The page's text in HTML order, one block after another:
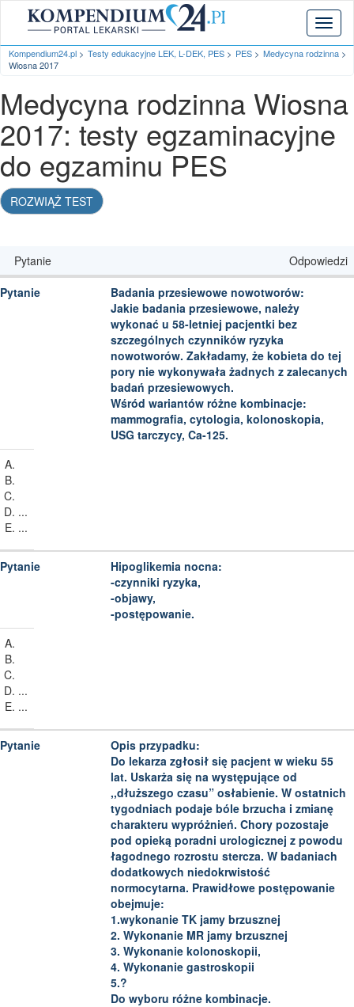
Kompendium24.pl Testy edukacyjne LEK, L-DEK, PES PES
Medycyna rodzinna
Wiosna 2017
Medycyna rodzinna Wiosna
2017: testy egzaminacyjne
do egzaminu PES
ROZWIĄŻ TEST
Pytanie
Odpowiedzi
Badania przesiewowe nowotworów:
Jakie badania przesiewowe, należy
wykonać u 58-letniej pacjentki bez
szczególnych czynników ryzyka
nowotworów. Zakładamy, że kobieta do tej
pory nie wykonywała żadnych z zalecanych
badań przesiewowych.
Wśród wariantów różne kombinacje:
mammografia, cytologia, kolonoskopia,
USG tarczycy, Ca-125.
...
...
Hipoglikemia nocna:
-czynniki ryzyka,
-objawy,
-postępowanie.
...
...
Opis przypadku:
Do lekarza zgłosił się pacjent w wieku 55
lat. Uskarża się na występujące od
,,dłuższego czasu” osłabienie. W ostatnich
tygodniach podaje bóle brzucha i zmianę
charakteru wypróżnień. Chory pozostaje
pod opieką poradni urologicznej z powodu
łagodnego rozrostu stercza. W badaniach
dodatkowych niedokrwistość
normocytarna. Prawidłowe postępowanie
obejmuje:
1.wykonanie TK jamy brzusznej
2. Wykonanie MR jamy brzusznej
3. Wykonanie kolonoskopii,
4. Wykonanie gastroskopii
5.?
Do wyboru różne kombinacje.